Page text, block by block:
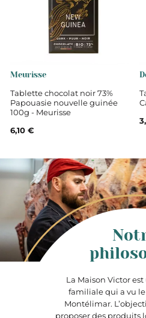
Meurisse
Tablette chocolat noir 73%
Papouasie nouvelle guinée
100g - Meurisse
6,10 €
La Maison Victor
familiale qui a vu le
Montélimar.
proposer des produits